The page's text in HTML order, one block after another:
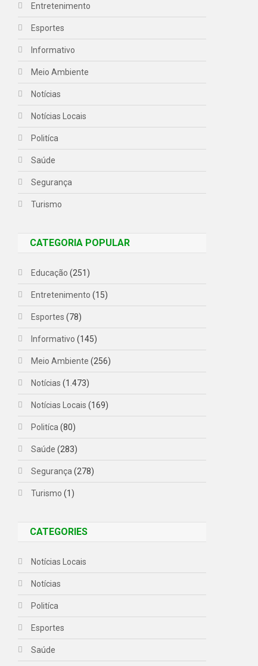
Entretenimento
Esportes
Informativo
Meio Ambiente
Notícias
Notícias Locais
Politíca
Saúde
Segurança
Turismo
CATEGORIA POPULAR
Educação (251)
Entretenimento (15)
Esportes (78)
Informativo (145)
Meio Ambiente (256)
Notícias (1.473)
Notícias Locais (169)
Politíca (80)
Saúde (283)
Segurança (278)
Turismo (1)
CATEGORIES
Notícias Locais
Notícias
Politíca
Esportes
Saúde